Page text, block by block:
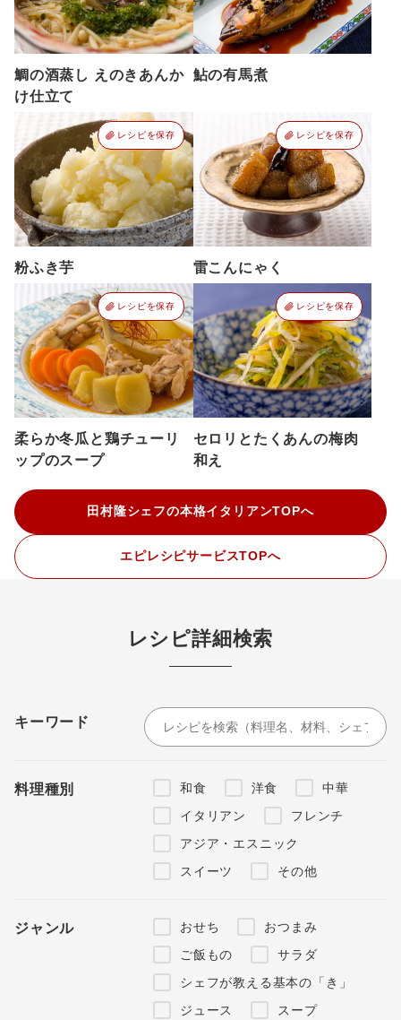
鯛の酒蒸し えのきあんか
け仕立て
鮎の有馬煮
レシピを保存
粉ふき芋
レシピを保存
雷こんにゃく
レシピを保存
柔らか冬瓜と鶏チューリ
ップのスープ
レシピを保存
セロリとたくあんの梅肉
和え
田村隆シェフの本格イタリアンTOPへ
エピレシピサービスTOPへ
レシピ詳細検索
キーワード
料理種別 和食 洋食
中華
イタリアン
フレンチ
アジア・エスニック
スイーツ
その他
ジャンル おせち
おつまみ
ご飯もの
サラダ
シェフが教える基本の「き」
ジュース
スープ